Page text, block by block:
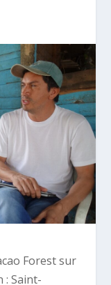
Forest sur
: Saint-